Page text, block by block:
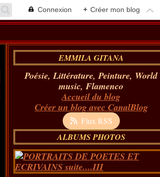
Connexion + Créer mon blog
EMMILA GITANA
Poésie, Littérature, Peinture, World
music, Flamenco
Accueil du blog
Créer un blog avec CanalBlog
Flux RSS
ALBUMS PHOTOS